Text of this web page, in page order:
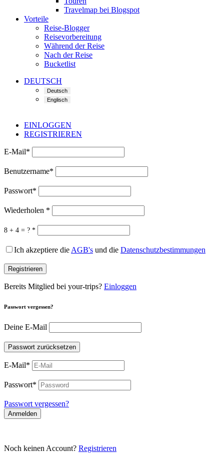
Travelmap bei Blogspot
Vorteile
Reise-Blogger
Reisevorbereitung
Während der Reise
Nach der Reise
Bucketlist
DEUTSCH
EINLOGGEN
REGISTRIEREN
E-Mail*
Benutzername*
Passwort*
Wiederholen *
8 + 4 = ? *
Ich akzeptiere die AGB's und die Datenschutzbestimmungen
Registrieren
Bereits Mitglied bei your-trips? Einloggen
Passwort vergessen?
Deine E-Mail
Passwort zurücksetzen
E-Mail*
Passwort*
Passwort vergessen?
Anmelden
Noch keinen Account? Registrieren